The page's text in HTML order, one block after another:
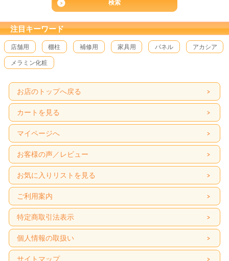
注目キーワード
店舗用 棚柱 補修用 家具用 パネル アカシア
メラミン化粧
お店のトップへ戻る
カートを見る
マイページへ
お客様の声／レビュー
お気に入りリストを見る
ご利用案内
特定商取引法表示
個人情報の取扱い
サイトマップ